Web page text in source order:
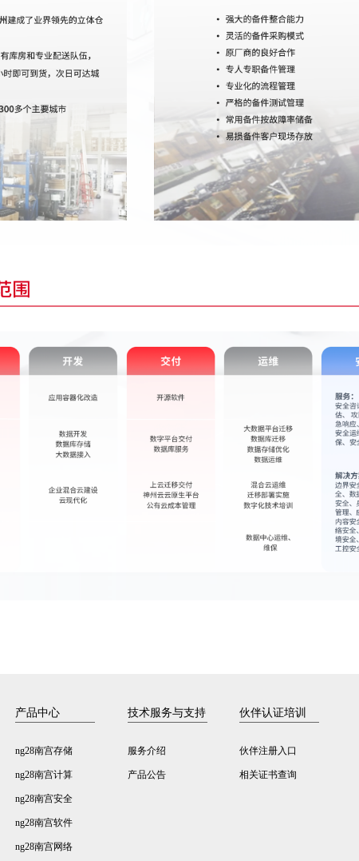
产品中心
ng28南宫存储
ng28南宫计算
ng28南宫安全
ng28南宫软件
ng28南宫网络
技术服务与支持
服务介绍
产品公告
伙伴认证培训
伙伴注册入口
相关证书查询